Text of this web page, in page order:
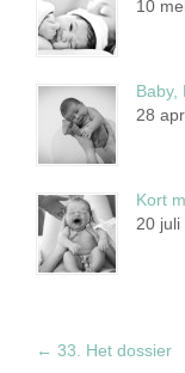
10
Baby,
28
Kort
20 juli
← 33. Het dossier